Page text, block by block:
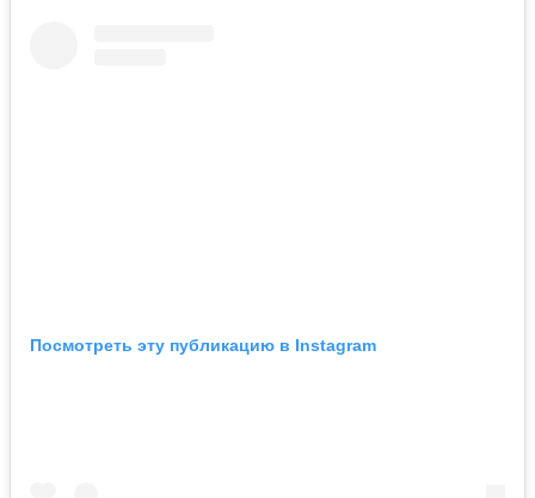
Посмотреть эту публикацию в Instagram